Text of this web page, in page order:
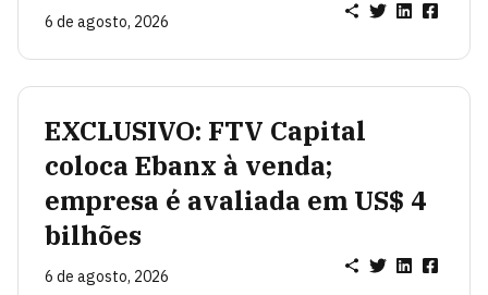
6 de agosto, 2026
EXCLUSIVO: FTV Capital
coloca Ebanx à venda;
empresa é avaliada em US$ 4
bilhões
6 de agosto, 2026